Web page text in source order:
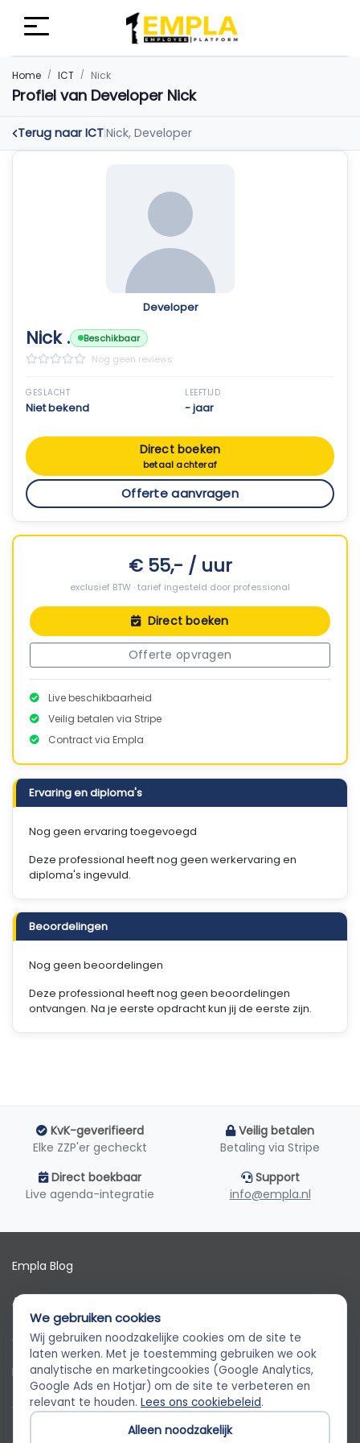
Home ICT Nick
Profiel van Developer Nick
Terug naar ICT|Nick, Developer
Developer
Nick .
Beschikbaar
Nog geen reviews
GESLACHT
Niet bekend
LEEFTIJD
- jaar
Direct boeken
betaal achteraf
Offerte aanvragen
€ 55,- / uur
exclusief BTW · tarief ingesteld door professional
Direct boeken
Offerte opvragen
Live beschikbaarheid
Veilig betalen via Stripe
Contract via Empla
Ervaring en diploma's
Nog geen ervaring toegevoegd
Deze professional heeft nog geen werkervaring en
diploma's ingevuld.
Beoordelingen
Nog geen beoordelingen
Deze professional heeft nog geen beoordelingen
ontvangen. Na je eerste opdracht kun jij de eerste zijn.
KvK-geverifieerd
Elke ZZP'er gecheckt
Veilig betalen
Betaling via Stripe
Direct boekbaar
Live agenda-integratie
Support
info@empla.nl
Empla Blog
Algemene voorwaarden
AVG
Privacybeleid
Cookiebeleid
Empla Assistent
Altijd beschikbaar, stel een vraag
We gebruiken cookies
Wij gebruiken noodzakelijke cookies om de site te
laten werken. Met je toestemming gebruiken we ook
analytische en marketingcookies (Google Analytics,
Google Ads en Hotjar) om de site te verbeteren en
relevant te houden. Lees ons cookiebeleid.
Alleen noodzakelijk